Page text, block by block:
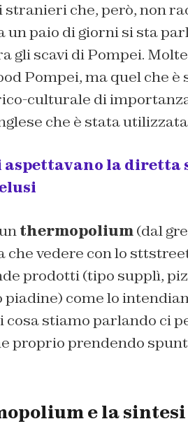
che, però, non
un paio di giorni si sta
gli scavi di Pompei.
Pompei, ma quel che è
culturale di
che è stata
la diretta
thermopolium(dal
che vedere con lo
prodotti (tipo supplì,
come lo
stiamo parlando ci
proprio prendendo
e la sintesi